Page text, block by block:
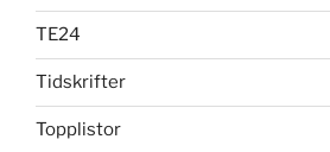
TE24
Tidskrifter
Topplistor